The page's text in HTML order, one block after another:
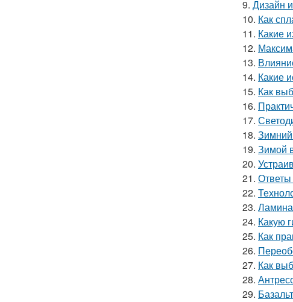
9. Дизайн
10. Как
11. Какие
12.
13.
14. Какие
15. Как
16.
17.
18. Зимний
19. Зимой
20.
21.
22.
23.
24. Какую
25. Как
26.
27. Как
28.
29.